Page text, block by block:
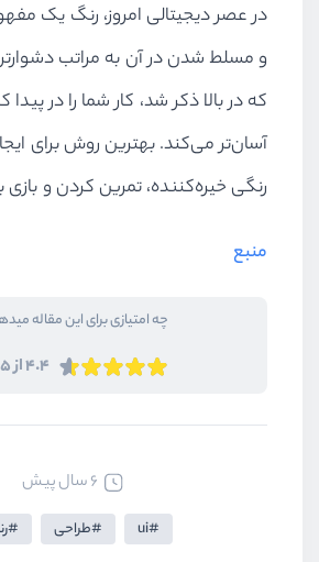
در عصر دیجیتالی امروز، رنگ یک
و مسلط شدن در آن به مراتب
که در بالا ذکر شد، کار شما را در
آسان‌تر می‌کند. بهترین روش برای
رنگی خیره‌کننده، تمرین کردن و
منبع
چه امتیازی برای این مقاله
4.4 از 5 رای
6 سال پیش
ui طراحی